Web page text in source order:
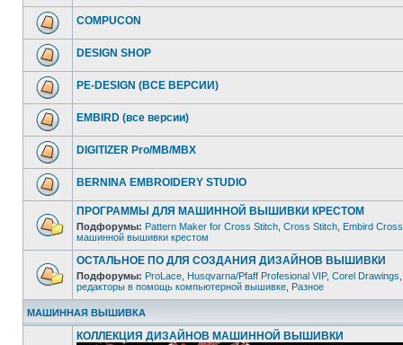
COMPUCON
DESIGN SHOP
PE-DESIGN (ВСЕ ВЕРСИИ)
EMBIRD (все версии)
DIGITIZER Pro/MB/MBX
BERNINA EMBROIDERY STUDIO
ПРОГРАММЫ ДЛЯ МАШИННОЙ ВЫШИВКИ КРЕСТОМ
Подфорумы: Pattern Maker for Cross Stitch Cross Stitch Embird
машинной вышивки крестом
ОСТАЛЬНОЕ ПО ДЛЯ СОЗДАНИЯ ДИЗАЙНОВ ВЫШИВКИ
Подфорумы: ProLace Husqvarna/Pfaff Profesional VIP, Corel Drawings
редакторы в помощь компьютерной вышивке Разное
МАШИННАЯ ВЫШИВКА
КОЛЛЕКЦИЯ ДИЗАЙНОВ МАШИННОЙ ВЫШИВКИ